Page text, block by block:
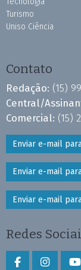
Turismo
Uniso Ciência
Contato
Redação: (15)
Central/
Comercial: (15)
Enviar e-mail
Enviar e-mail
Enviar e-mail
Redes